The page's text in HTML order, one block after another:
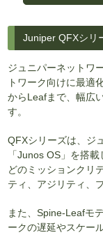
Juniper QFXシリ
ジュニパーネットワ
トワーク向けに最適
からLeafまで、幅広
す。
QFXシリーズは、ジ
「Junos OS」を搭
どのミッションクリ
ティ、アジリティ、
また、Spine-Leafモ
ークの遅延やスケー